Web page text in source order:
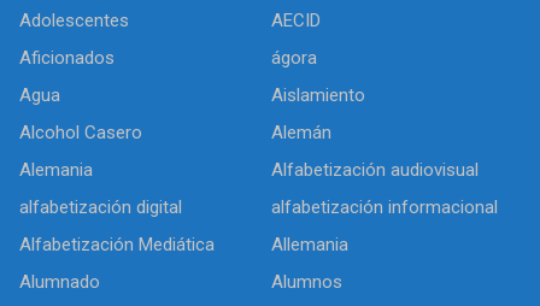
Adolescentes
AECID
Aficionados
ágora
Agua
Aislamiento
Alcohol Casero
Alemán
Alemania
Alfabetización audiovisual
alfabetización digital
alfabetización informacional
Alfabetización Mediática
Allemania
Alumnado
Alumnos